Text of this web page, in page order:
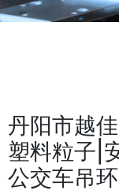
丹阳市越
塑料粒子|
公交车吊